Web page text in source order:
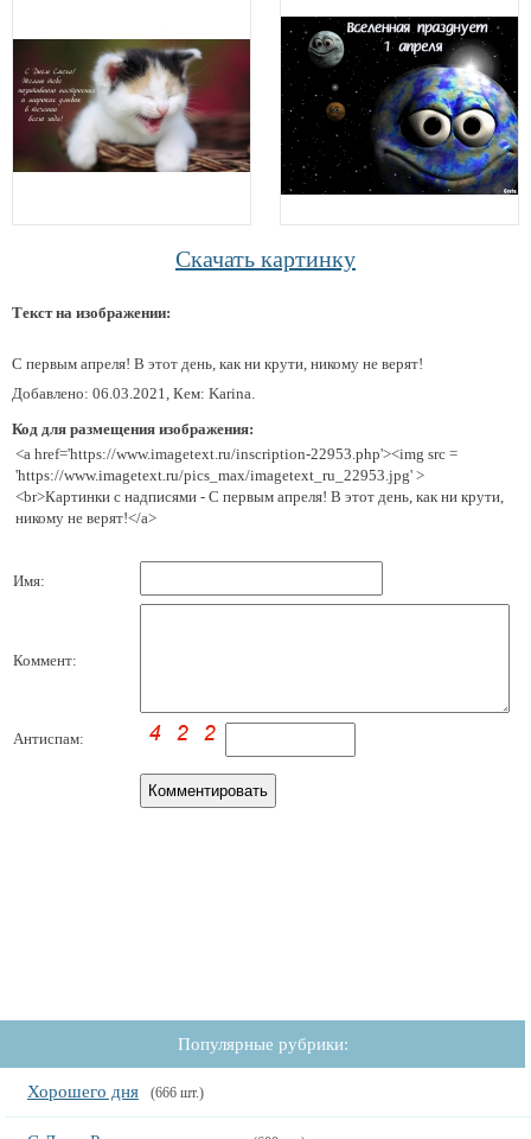
Скачать картинку
Текст на изображении:
С первым апреля! В этот день, как ни крути, никому не верят!
Добавлено: 06.03.2021, Кем: Karina.
Код для размещения изображения:
<a href='https://www.imagetext.ru/inscription-22953.php'><img src =
'https://www.imagetext.ru/pics_max/imagetext_ru_22953.jpg' >
<br>Картинки с надписями - С первым апреля! В этот день, как ни крути,
никому не верят!</a>
Имя:
Коммент:
Антиспам:
Популярные рубрики:
Хорошего дня (666 шт.)